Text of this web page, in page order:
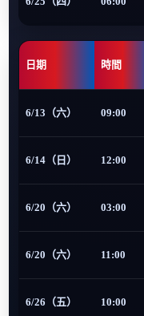
日期 時間
6/13（六） 09:00
6/14（日） 12:00
6/20（六） 03:00
6/20（六） 11:00
6/26（五） 10:00